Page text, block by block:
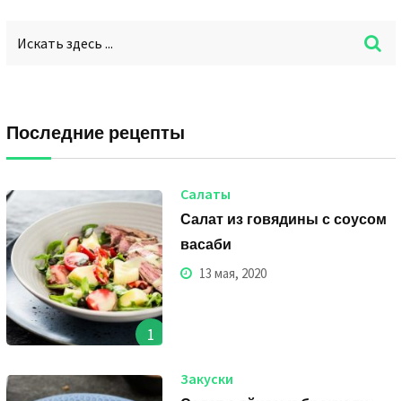
Последние рецепты
1
Салаты
Салат из говядины с соусом
васаби
13 мая, 2020
Закуски